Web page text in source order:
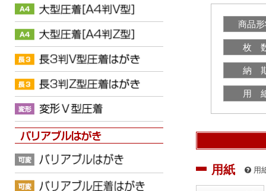
商品
枚
納
用
用紙 用